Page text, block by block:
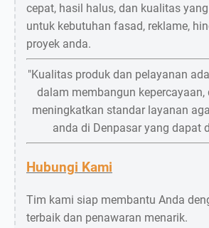
cepat, hasil halus, dan kualitas
untuk kebutuhan fasad, reklame,
proyek anda.
"Kualitas produk dan pelayanan
dalam membangun kepercayaan,
meningkatkan standar layanan
anda di Denpasar yang dapat
Hubungi Kami
Tim kami siap membantu Anda
terbaik dan penawaran menarik.
Chat Admin